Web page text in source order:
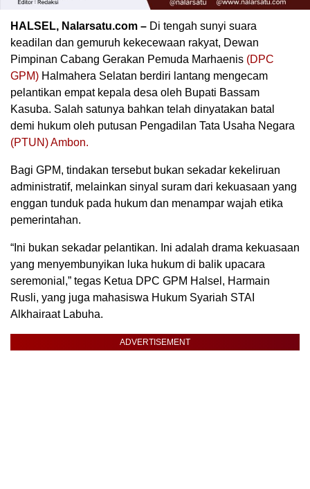
HALSEL, Nalarsatu.com – Di tengah sunyi suara
keadilan dan gemuruh kekecewaan rakyat, Dewan
Pimpinan Cabang Gerakan Pemuda Marhaenis (DPC
GPM) Halmahera Selatan berdiri lantang mengecam
pelantikan empat kepala desa oleh Bupati Bassam
Kasuba. Salah satunya bahkan telah dinyatakan batal
demi hukum oleh putusan Pengadilan Tata Usaha Negara
(PTUN)Ambon.
Bagi GPM, tindakan tersebut bukan sekadar kekeliruan
administratif, melainkan sinyal suram dari kekuasaan yang
enggan tunduk pada hukum dan menampar wajah etika
pemerintahan.
“Ini bukan sekadar pelantikan. Ini adalah drama kekuasaan
yang menyembunyikan luka hukum di balik upacara
seremonial,” tegas Ketua DPC GPM Halsel, Harmain
Rusli, yang juga mahasiswa Hukum Syariah STAI
Alkhairaat Labuha.
ADVERTISEMENT